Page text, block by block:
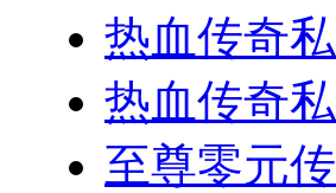
热血传奇
热血传奇
至尊零元